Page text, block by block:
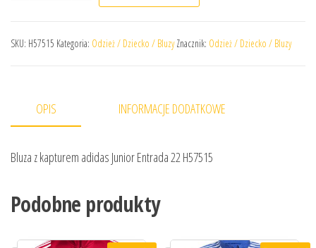
SKU: H57515 Kategoria: Odzież / Dziecko / Bluzy Znacznik: Odzież / Dziecko / Bluzy
OPIS INFORMACJE DODATKOWE
Bluza z kapturem adidas Junior Entrada 22 H57515
Podobne produkty